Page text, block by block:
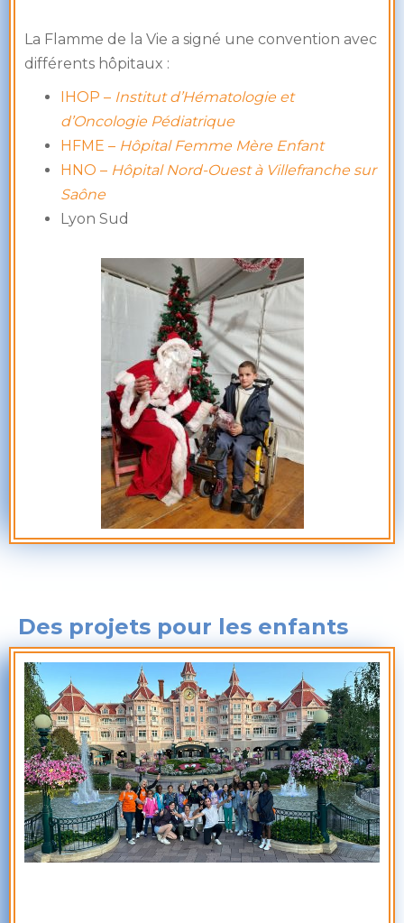
La Flamme de la Vie a signé une convention avec
différents hôpitaux :
IHOP – Institut d’Hématologie et
d’Oncologie Pédiatrique
HFME – Hôpital Femme Mère Enfant
HNO – Hôpital Nord-Ouest à Villefranche sur
Saône
Lyon Sud
Des projets pour les enfants